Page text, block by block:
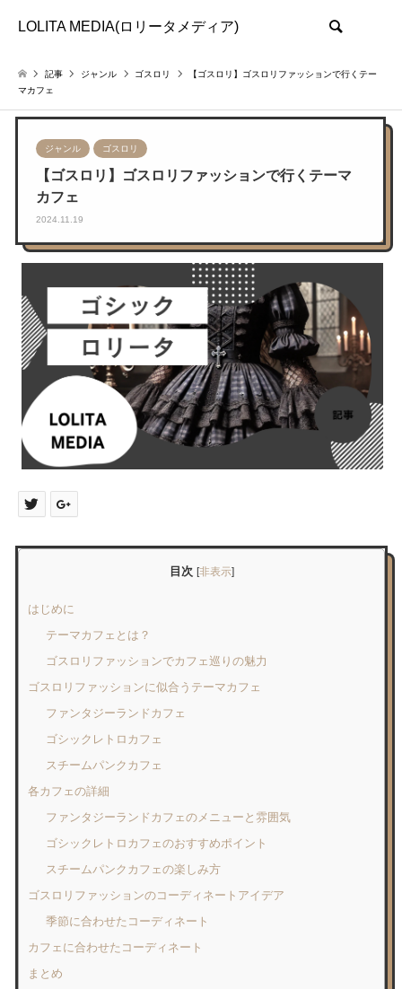
LOLITA MEDIA(ロリータメディア)
記事 ジャンル ゴスロリ
【ゴスロリ】ゴスロリファッションで行くテー
マカフェ
ジャンル ゴスロリ
【ゴスロリ】ゴスロリファッションで行くテーマ
カフェ
2024.11.19
目次 [非表示]
はじめに
テーマカフェとは？
ゴスロリファッションでカフェ巡りの魅力
ゴスロリファッションに似合うテーマカフェ
ファンタジーランドカフェ
ゴシックレトロカフェ
スチームパンクカフェ
各カフェの詳細
ファンタジーランドカフェのメニューと雰囲気
ゴシックレトロカフェのおすすめポイント
スチームパンクカフェの楽しみ方
ゴスロリファッションのコーディネートアイデア
季節に合わせたコーディネート
カフェに合わせたコーディネート
まとめ